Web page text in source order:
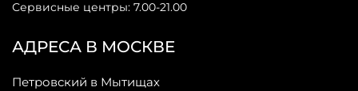
АДРЕСА В МОСКВЕ
Петровский в Мытищах
Сервисные центры: 7.00-21.00